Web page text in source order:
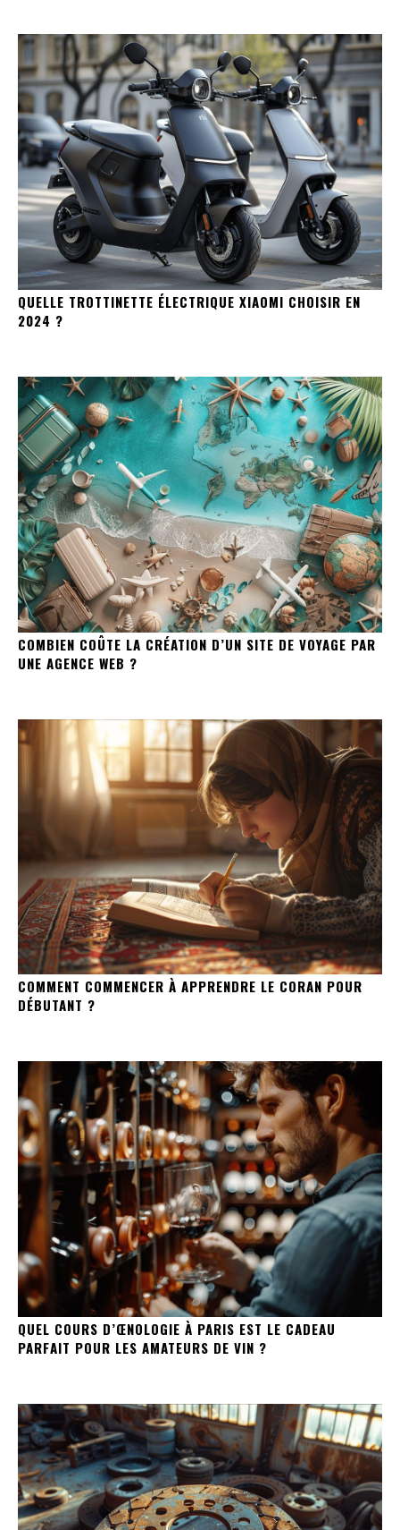
QUELLE TROTTINETTE ÉLECTRIQUE XIAOMI CHOISIR EN
2024 ?
COMBIEN COÛTE LA CRÉATION D’UN SITE DE VOYAGE PAR
UNE AGENCE WEB ?
COMMENT COMMENCER À APPRENDRE LE CORAN POUR
DÉBUTANT ?
QUEL COURS D’ŒNOLOGIE À PARIS EST LE CADEAU
PARFAIT POUR LES AMATEURS DE VIN ?